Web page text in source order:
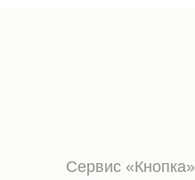
Сервис